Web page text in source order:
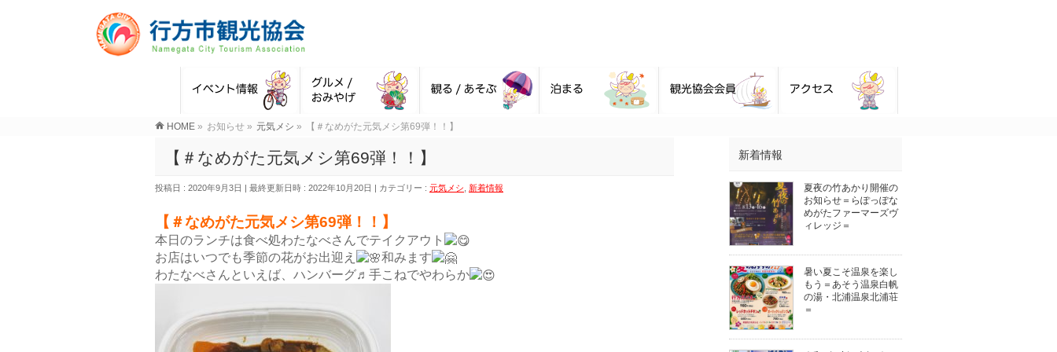
HOME » お知らせ » 元気メシ » 【＃なめがた元気メシ第69弾！！】
【＃なめがた元気メシ第69弾！！】
投稿日 : 2020年9月3日 最終更新日時 : 2022年10月20日 カテゴリー : 元気メシ 新着情報
【＃なめがた元気メシ第69弾！！】
本日のランチは食べ処わたなべさんでテイクアウト
お店はいつでも季節の花がお出迎え
和みます
わたなべさんといえば、ハンバーグ♬手こねでやわらか
新着情報
夏夜の竹あかり開催の
お知らせ＝らぽっぽな
めがたファーマーズヴ
ィレッジ＝
暑い夏こそ温泉を楽し
もう＝あそう温泉白帆
の湯・北浦温泉北浦荘
＝